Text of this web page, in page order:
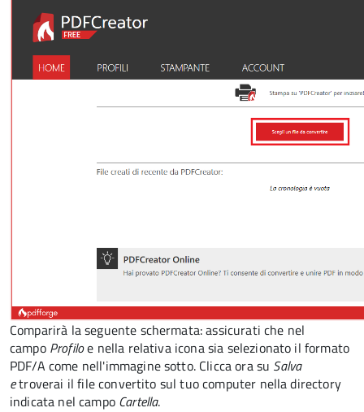
Comparirà la seguente schermata: assicurati che nel
campo Profiloe nella relativa icona sia selezionato il formato
PDF/A come nell'immagine sotto. Clicca ora su Salva
etroverai il file convertito sul tuo computer nella directory
indicata nel campo Cartella.